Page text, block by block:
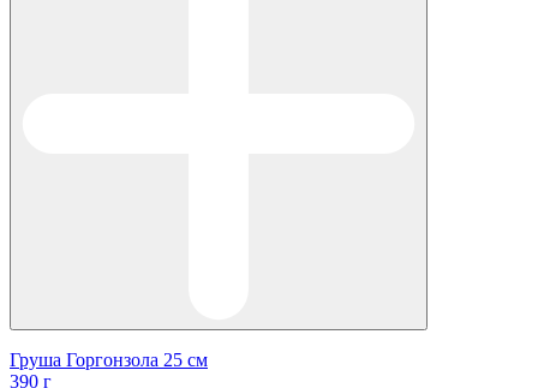
Груша Горгонзола 25 см
390 г